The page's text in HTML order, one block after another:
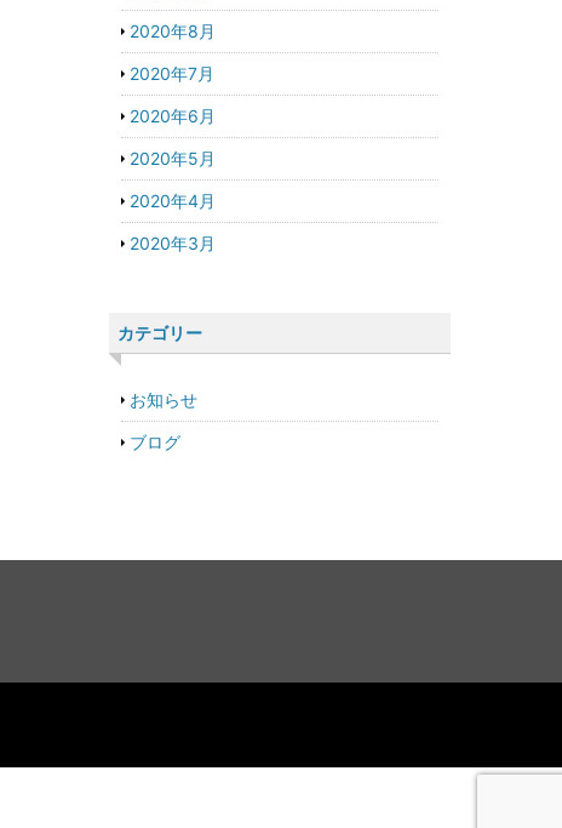
2020年8月
2020年7月
2020年6月
2020年5月
2020年4月
2020年3月
カテゴリー
お知らせ
ブログ